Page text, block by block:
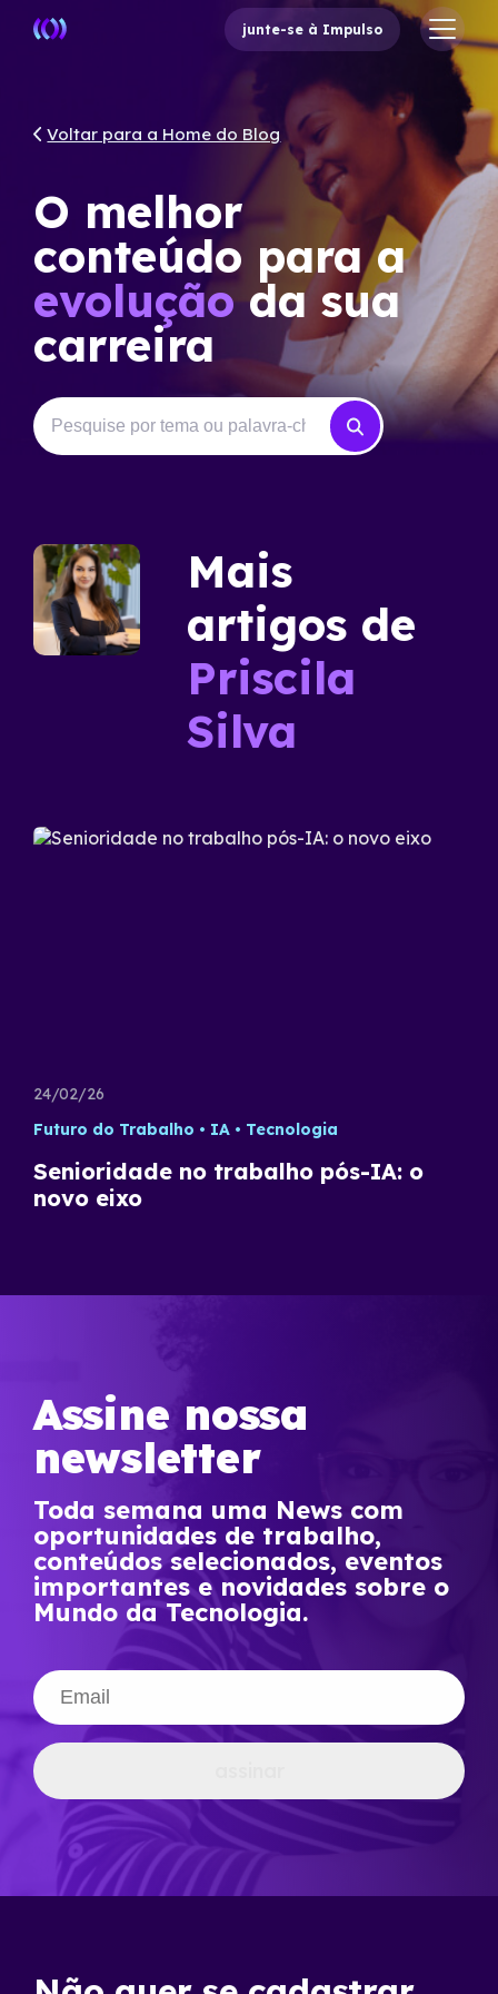
junte-se à Impulso
Voltar para a Home do Blog
O melhor
conteúdo para a
evolução da sua
carreira
Mais
artigos de
Priscila
Silva
24/02/26
Futuro do Trabalho
IA Tecnologia
Senioridade no trabalho pós-IA: o
novo eixo
Assine nossa
newsletter
Toda semana uma News com
oportunidades de trabalho,
conteúdos selecionados, eventos
importantes e novidades sobre o
Mundo da Tecnologia.